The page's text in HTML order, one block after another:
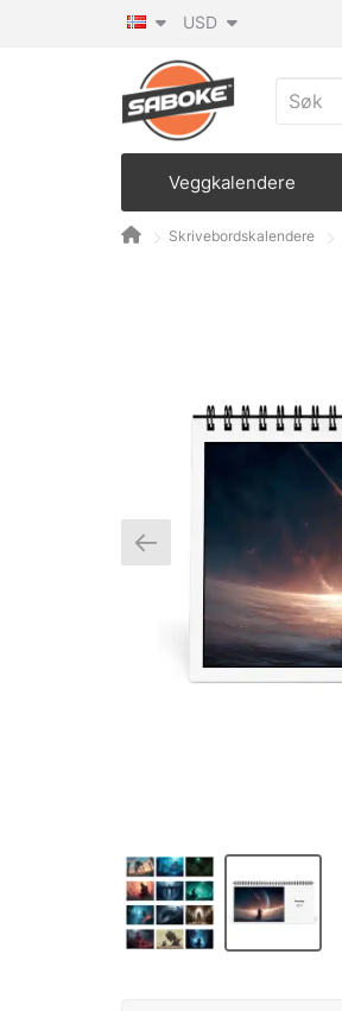
USD
Veggkalendere
Skrivebordskalendere